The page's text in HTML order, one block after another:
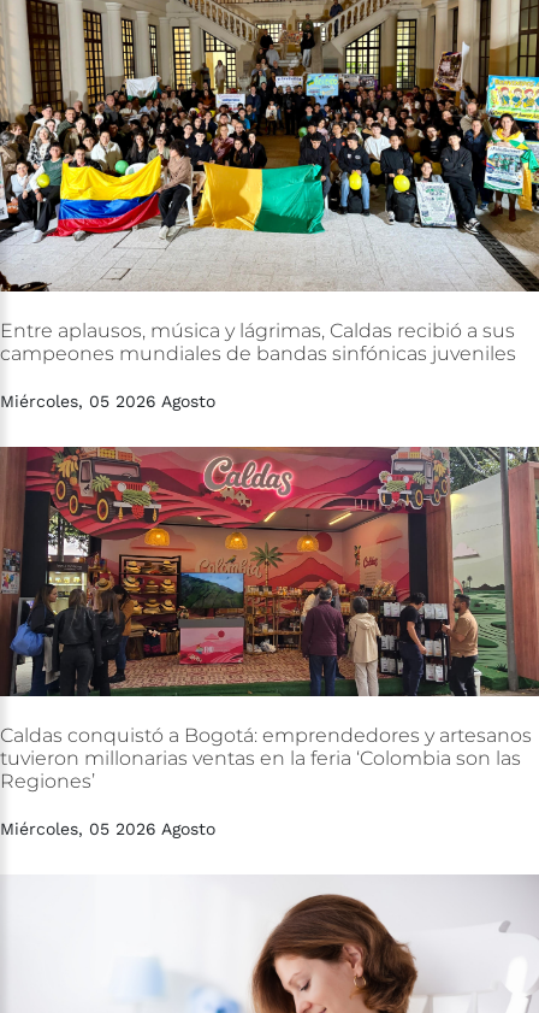
Entre aplausos, música y lágrimas, Caldas recibió a sus
campeones mundiales de bandas sinfónicas juveniles
Miércoles, 05 2026 Agosto
Caldas conquistó a Bogotá: emprendedores y artesanos
tuvieron millonarias ventas en la feria ‘Colombia son las
Regiones’
Miércoles, 05 2026 Agosto